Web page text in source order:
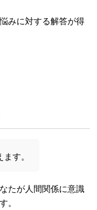
みに対する解答が得
ます。
たが人間関係に意識
。